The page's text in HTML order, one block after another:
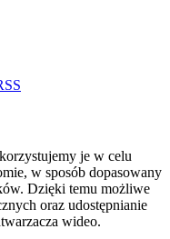
je w celu
w sposób dopasowany
Dzięki temu możliwe
oraz udostępnianie
wideo.